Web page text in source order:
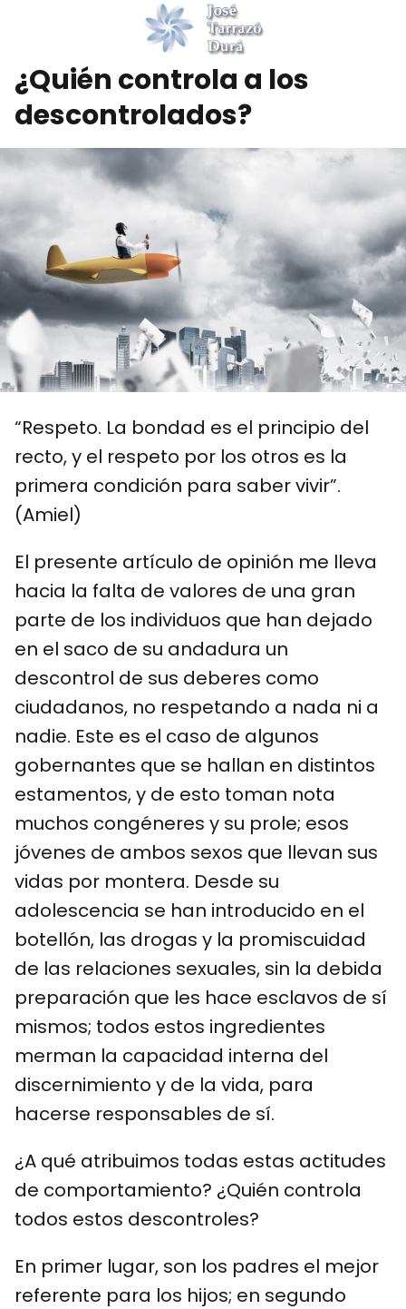
¿Quién controla a los
descontrolados?
“Respeto. La bondad es el principio del
recto, y el respeto por los otros es la
primera condición para saber vivir”.
(Amiel)
El presente artículo de opinión me lleva
hacia la falta de valores de una gran
parte de los individuos que han dejado
en el saco de su andadura un
descontrol de sus deberes como
ciudadanos, no respetando a nada ni a
nadie. Este es el caso de algunos
gobernantes que se hallan en distintos
estamentos, y de esto toman nota
muchos congéneres y su prole; esos
jóvenes de ambos sexos que llevan sus
vidas por montera. Desde su
adolescencia se han introducido en el
botellón, las drogas y la promiscuidad
de las relaciones sexuales, sin la debida
preparación que les hace esclavos de sí
mismos; todos estos ingredientes
merman la capacidad interna del
discernimiento y de la vida, para
hacerse responsables de sí.
¿A qué atribuimos todas estas actitudes
de comportamiento? ¿Quién controla
todos estos descontroles?
En primer lugar, son los padres el mejor
referente para los hijos; en segundo